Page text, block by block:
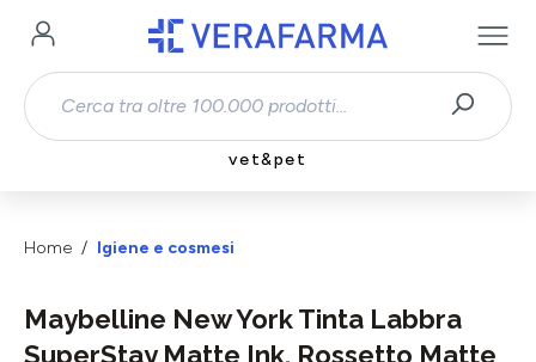
Passa al contenuto principale
vet&pet
Home Igiene e cosmesi
Maybelline New York Tinta Labbra
SuperStay Matte Ink, Rossetto Matte